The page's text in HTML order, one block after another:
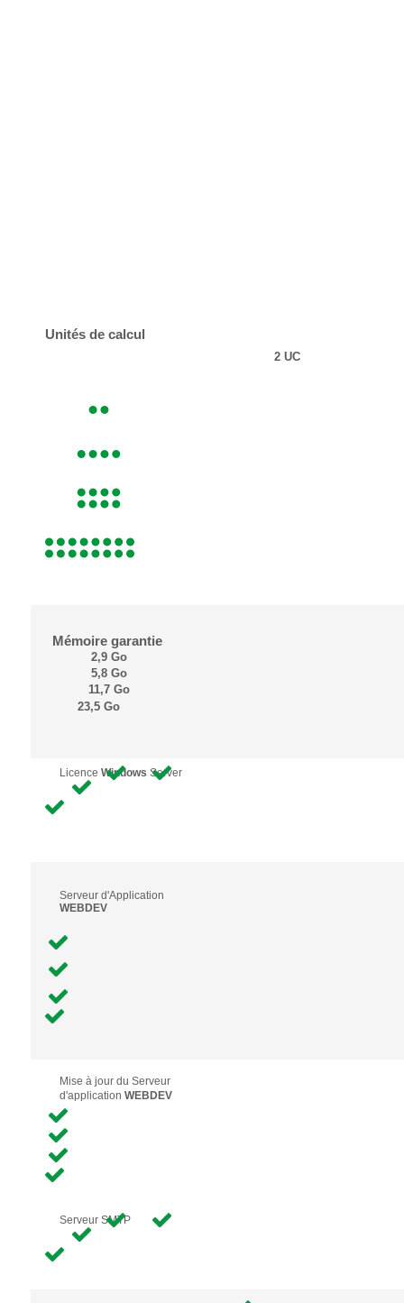
Unités de calcul
2 UC
Mémoire garantie
2,9 Go
5,8 Go
11,7 Go
23,5 Go
LicenceWindows Server
Serveur d'Application
WEBDEV
Mise à jour du Serveur
d'applicationWEBDEV
Serveur SMTP